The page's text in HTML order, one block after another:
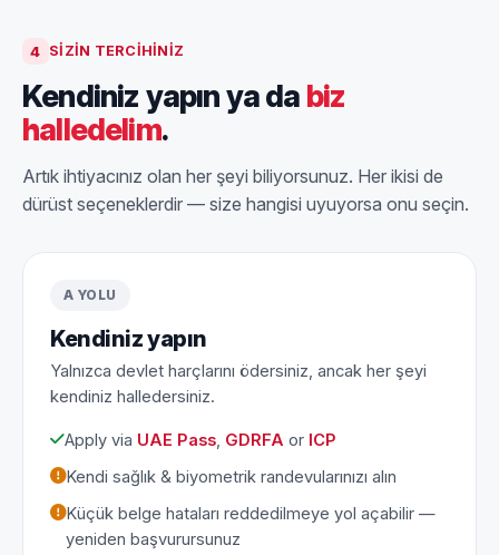
4 SIZIN TERCIHINIZ
Kendiniz yapın ya da biz
halledelim.
Artık ihtiyacınız olan her şeyi biliyorsunuz. Her ikisi de
dürüst seçeneklerdir — size hangisi uyuyorsa onu seçin.
A YOLU
Kendiniz yapın
Yalnızca devlet harçlarını ödersiniz, ancak her şeyi
kendiniz halledersiniz.
Apply via UAE Pass, GDRFA or ICP
Kendi sağlık & biyometrik randevularınızı alın
Küçük belge hataları reddedilmeye yol açabilir —
yeniden başvurursunuz